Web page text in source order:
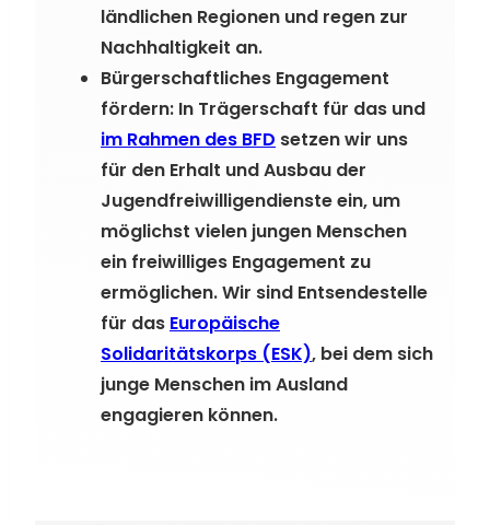
ländlichen Regionen und regen zur
Nachhaltigkeit an.
Bürgerschaftliches Engagement
fördern: In Trägerschaft für das und
im Rahmen des BFD setzen wir uns
für den Erhalt und Ausbau der
Jugendfreiwilligendienste ein, um
möglichst vielen jungen Menschen
ein freiwilliges Engagement zu
ermöglichen. Wir sind Entsendestelle
für das Europäische
Solidaritätskorps (ESK), bei dem sich
junge Menschen im Ausland
engagieren können.